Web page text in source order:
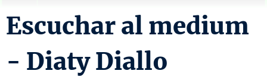
Escuchar al medium
- Diaty Diallo